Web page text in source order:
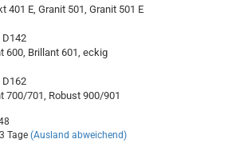
401 E, Granit 501, Granit 501 E
D142
600, Brillant 601, eckig
D162
700/701, Robust 900/901
Tage (Ausland abweichend)